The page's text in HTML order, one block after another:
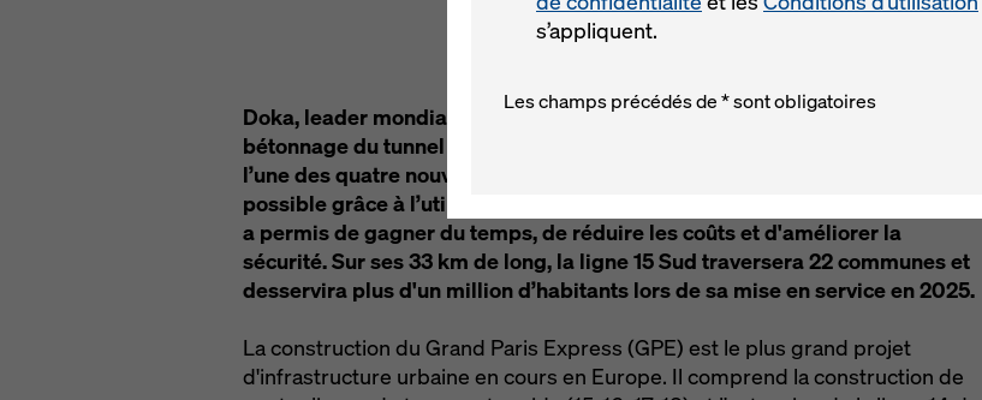
Doka, leader mondial du coffrage et de l'échafaudage, a accéléré le
bétonnage du tunnel du Grand Paris Express pour la ligne de métro 15 Sud,
l’une des quatre nouvelles lignes de transport rapide. Cela a été rendu
possible grâce à l’utilisation de son service numérique « Concremote » qui
a permis de gagner du temps, de réduire les coûts et d'améliorer la
sécurité. Sur ses 33 km de long, la ligne 15 Sud traversera 22 communes et
desservira plus d'un million d’habitants lors de sa mise en service en 2025.
La construction du Grand Paris Express (GPE) est le plus grand projet
d'infrastructure urbaine en cours en Europe. Il comprend la construction de
s’appliquent.
Les champs précédés de * sont obligatoires